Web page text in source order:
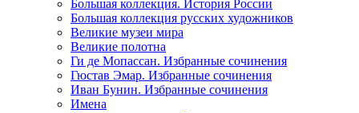
Большая коллекция. История России
Большая коллекция русских художников
Великие музеи мира
Великие полотна
Ги де Мопассан. Избранные сочинения
Гюстав Эмар. Избранные сочинения
Иван Бунин. Избранные сочинения
Имена